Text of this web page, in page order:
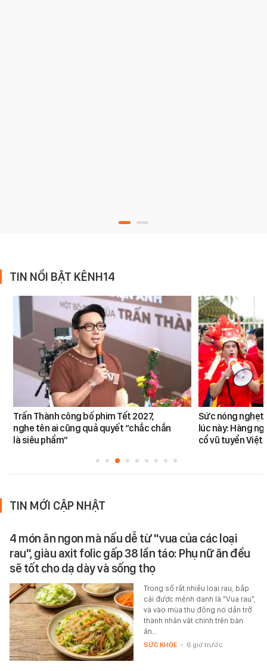
TIN NỔI BẬT KÊNH14
Trấn Thành công bố phim Tết 2027,
nghe tên ai cũng quả quyết “chắc chắn
là siêu phẩm”
Sức nóng nghẹt
lúc này: Hàng
cổ vũ tuyển
TIN MỚI CẬP NHẬT
4 món ăn ngon mà nấu dễ từ "vua của các loại
rau", giàu axit folic gấp 38 lần táo: Phụ nữ ăn đều
sẽ tốt cho dạ dày và sống thọ
Trong số rất nhiều loại rau, bắp
cải được mệnh danh là "Vua rau",
và vào mùa thu đông nó dần trở
thành nhân vật chính trên bàn
ăn…
SỨC KHỎE - 6 giờ trước